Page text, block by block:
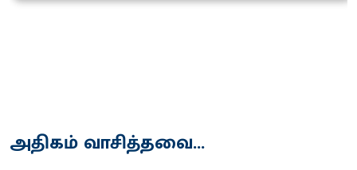
அதிகம் வாசித்தவை...